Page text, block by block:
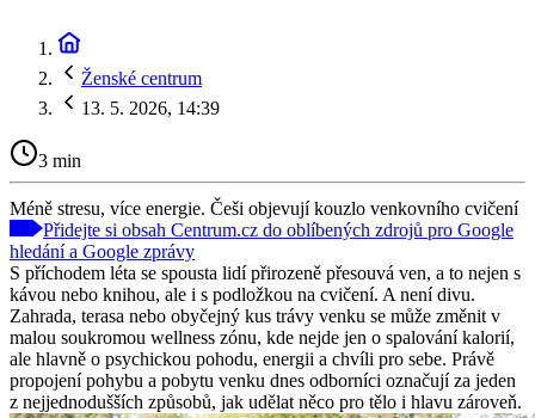
Ženské centrum
13. 5. 2026, 14:39
3 min
Méně stresu, více energie. Češi objevují kouzlo venkovního cvičení
Přidejte si obsah Centrum.cz do oblíbených zdrojů pro Google
hledání a Google zprávy
S příchodem léta se spousta lidí přirozeně přesouvá ven, a to nejen s
kávou nebo knihou, ale i s podložkou na cvičení. A není divu.
Zahrada, terasa nebo obyčejný kus trávy venku se může změnit v
malou soukromou wellness zónu, kde nejde jen o spalování kalorií,
ale hlavně o psychickou pohodu, energii a chvíli pro sebe. Právě
propojení pohybu a pobytu venku dnes odborníci označují za jeden
z nejjednodušších způsobů, jak udělat něco pro tělo i hlavu zároveň.